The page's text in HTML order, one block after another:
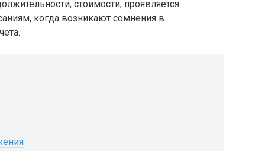
стоимости, проявляется
когда возникают сомнения в